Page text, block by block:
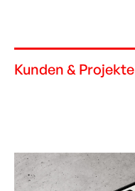
Kunden & Projekte